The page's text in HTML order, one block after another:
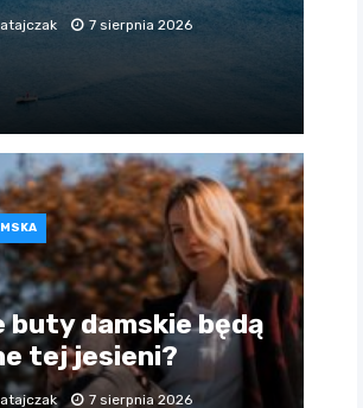
7 sierpnia 2026
buty damskie będą
tej jesieni?
7 sierpnia 2026